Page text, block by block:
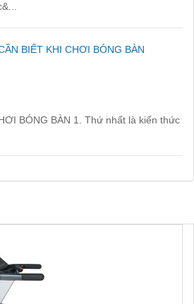
BIẾT KHI CHƠI BÓNG BÀN
BÓNG BÀN 1. Thứ nhất là kiến thức